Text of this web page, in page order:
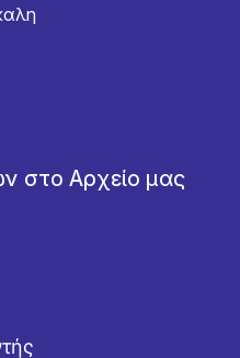
στο Αρχείο μας